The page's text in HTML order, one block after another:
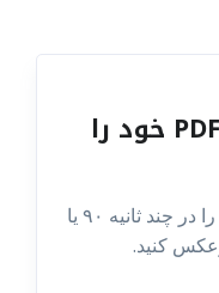
همین حالا صفحات PDF خود را
فایل PDF را آپلود کنید و صفحات را در چند ثانیه ۹۰ یا